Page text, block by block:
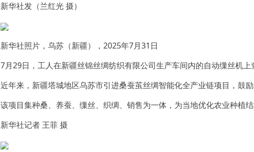
新华社发（兰红光 摄）
新华社照片，乌苏（新疆），2025年7月31日
7月29日，工人在新疆丝锦丝绸纺织有限公司生产车间内的自动缫丝机上
近年来，新疆塔城地区乌苏市引进桑蚕茧丝绸智能化全产业链项目，鼓励
该项目集种桑、养蚕、缫丝、织绸、销售为一体，为当地优化农业种植
新华社记者 王菲 摄